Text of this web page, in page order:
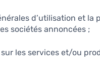
d’utilisation et la
sociétés annoncées ;
les services et/ou